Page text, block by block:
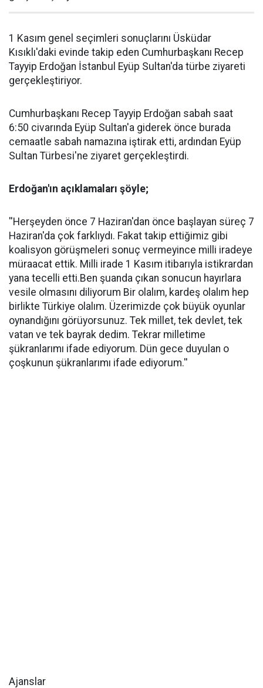
1 Kasım genel seçimleri sonuçlarını Üsküdar
Kısıklı'daki evinde takip eden Cumhurbaşkanı Recep
Tayyip Erdoğan İstanbul Eyüp Sultan'da türbe ziyareti
gerçekleştiriyor.
Cumhurbaşkanı Recep Tayyip Erdoğan sabah saat
6:50 civarında Eyüp Sultan'a giderek önce burada
cemaatle sabah namazına iştirak etti, ardından Eyüp
Sultan Türbesi'ne ziyaret gerçekleştirdi.
Erdoğan'ın açıklamaları şöyle;
''Herşeyden önce 7 Haziran'dan önce başlayan süreç 7
Haziran'da çok farklıydı. Fakat takip ettiğimiz gibi
koalisyon görüşmeleri sonuç vermeyince milli iradeye
müraacat ettik. Milli irade 1 Kasım itibarıyla istikrardan
yana tecelli etti.Ben şuanda çıkan sonucun hayırlara
vesile olmasını diliyorum Bir olalım, kardeş olalım hep
birlikte Türkiye olalım. Üzerimizde çok büyük oyunlar
oynandığını görüyorsunuz. Tek millet, tek devlet, tek
vatan ve tek bayrak dedim. Tekrar milletime
şükranlarımı ifade ediyorum. Dün gece duyulan o
çoşkunun şükranlarımı ifade ediyorum.''
Ajanslar